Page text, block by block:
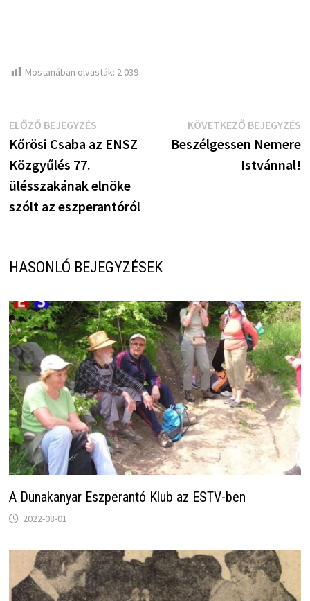
Mostanában olvasták: 2 039
Bejegyzés
navigáció
ELŐZŐ BEJEGYZÉSElőző
bejegyzés:
Kőrösi Csaba az ENSZ
Közgyűlés 77.
ülésszakának elnöke
szólt az eszperantóról
KÖVETKEZŐ BEJEGYZÉS
Beszélgessen Nemere
Istvánnal!
HASONLÓ BEJEGYZÉSEK
A Dunakanyar Eszperantó Klub az ESTV-ben
2022-08-01